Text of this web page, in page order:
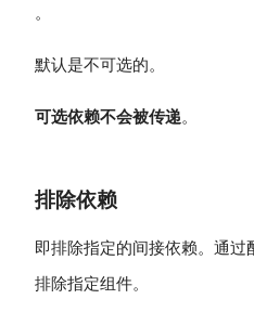
。
默认是不可选的。
可选依赖不会被传递。
排除依赖
即排除指定的间接依赖。通过
排除指定组件。